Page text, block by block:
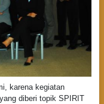
karena kegiatan
diberi topik SPIRIT